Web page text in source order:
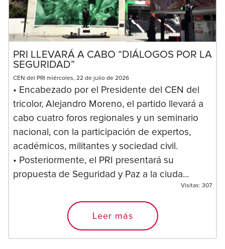
PRI LLEVARÁ A CABO “DIÁLOGOS POR LA
SEGURIDAD”
CEN del PRI miércoles, 22 de julio de 2026
• Encabezado por el Presidente del CEN del
tricolor, Alejandro Moreno, el partido llevará a
cabo cuatro foros regionales y un seminario
nacional, con la participación de expertos,
académicos, militantes y sociedad civil.
• Posteriormente, el PRI presentará su
propuesta de Seguridad y Paz a la ciuda...
Visitas: 307
Leer más